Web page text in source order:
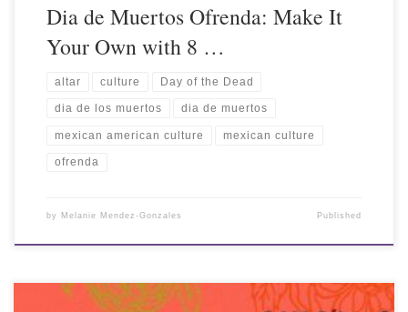
Dia de Muertos Ofrenda: Make It
Your Own with 8 …
altar culture Day of the Dead
dia de los muertos dia de muertos
mexican american culture mexican culture
ofrenda
by Melanie Mendez-Gonzales Published